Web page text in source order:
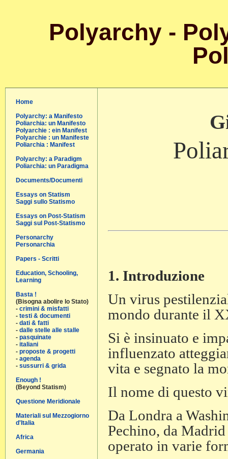
Polyarchy -
Home
Polyarchy: a Manifesto
Poliarchia: un Manifesto
Polyarchie : ein Manifest
Polyarchie : un Manifeste
Poliarchia : Manifest
Polyarchy: a Paradigm
Poliarchia: un Paradigma
Documents/Documenti
Essays on Statism
Saggi sullo Statismo
Essays on Post-Statism
Saggi sul Post-Statismo
Personarchy
Personarchia
Papers - Scritti
Education, Schooling,
Learning
Basta !
(Bisogna abolire lo Stato)
- crimini & misfatti
- testi & documenti
- dati & fatti
- dalle stelle alle stalle
- pasquinate
- italiani
- proposte & progetti
- agenda
- sussurri & grida
Enough !
(Beyond Statism)
Questione Meridionale
Materiali sul Mezzogiorno
d'Italia
Africa
Germania
1. Introduzione
Un virus
mondo durante il
Si è insinuato e
influenzato
vita e segnato la
Il nome di questo
Da Londra a
Pechino, da Madrid
operato in varie